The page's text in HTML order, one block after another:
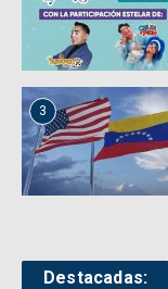
3
Destacadas: